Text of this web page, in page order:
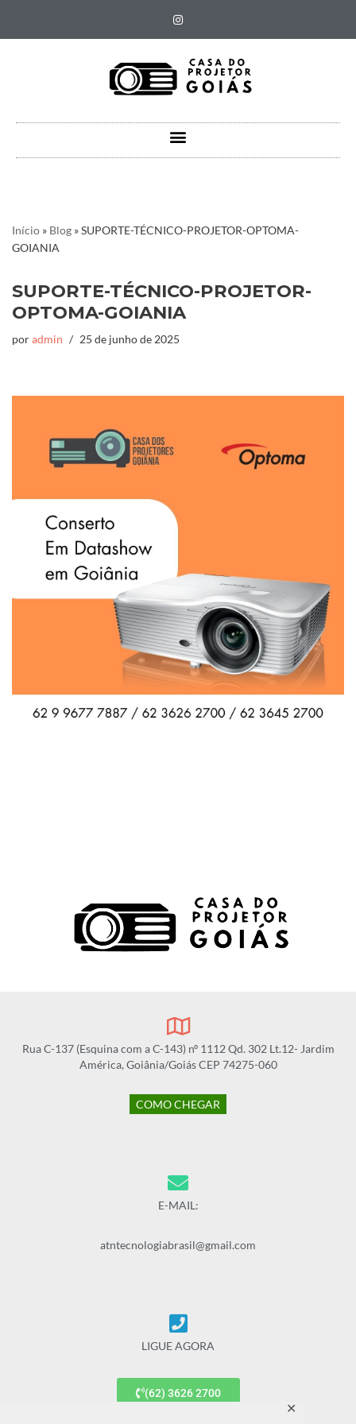
✕
Pular
Início » Blog »SUPORTE-TÉCNICO-PROJETOR-OPTOMA-
GOIANIA
SUPORTE-TÉCNICO-PROJETOR-
OPTOMA-GOIANIA
poradmin 25 de junho de 2025
Rua C-137 (Esquina com a C-143) nº 1112 Qd. 302 Lt.12- Jardim
América, Goiânia/Goiás CEP 74275-060
COMO CHEGAR
E-MAIL:
atntecnologiabrasil@gmail.com
LIGUE AGORA
(62) 3626 2700